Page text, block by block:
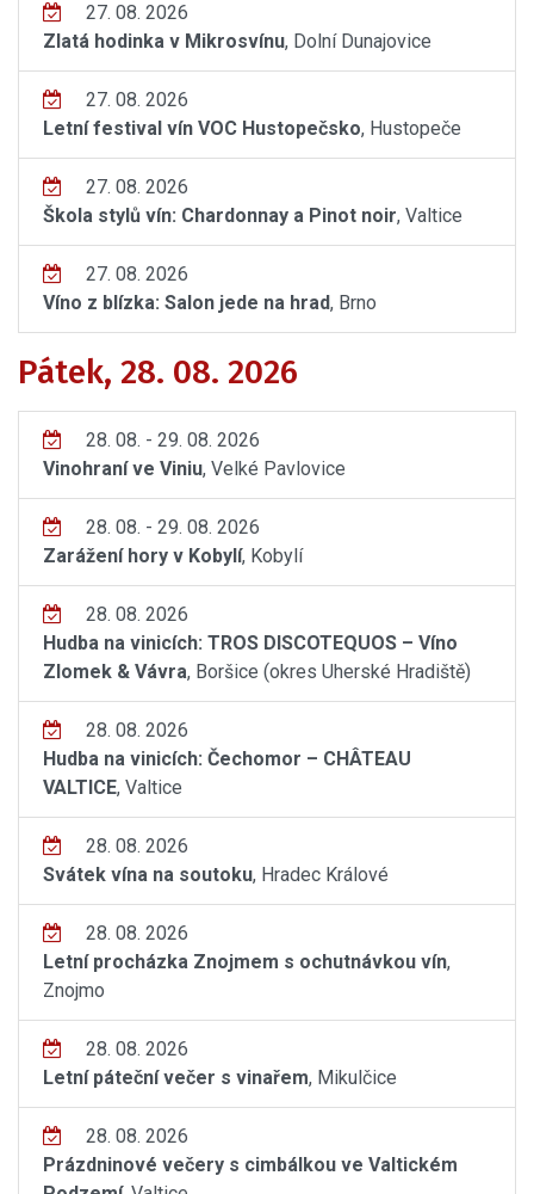
27. 08. 2026
Zlatá hodinka v Mikrosvínu, Dolní Dunajovice
27. 08. 2026
Letní festival vín VOC Hustopečsko, Hustopeče
27. 08. 2026
Škola stylů vín: Chardonnay a Pinot noir, Valtice
27. 08. 2026
Víno z blízka: Salon jede na hrad, Brno
Pátek, 28. 08. 2026
28. 08. - 29. 08. 2026
Vinohraní ve Viniu, Velké Pavlovice
28. 08. - 29. 08. 2026
Zarážení hory v Kobylí, Kobylí
28. 08. 2026
Hudba na vinicích: TROS DISCOTEQUOS – Víno
Zlomek & Vávra, Boršice (okres Uherské Hradiště)
28. 08. 2026
Hudba na vinicích: Čechomor – CHÂTEAU
VALTICE, Valtice
28. 08. 2026
Svátek vína na soutoku, Hradec Králové
28. 08. 2026
Letní procházka Znojmem s ochutnávkou vín,
Znojmo
28. 08. 2026
Letní páteční večer s vinařem, Mikulčice
28. 08. 2026
Prázdninové večery s cimbálkou ve Valtickém